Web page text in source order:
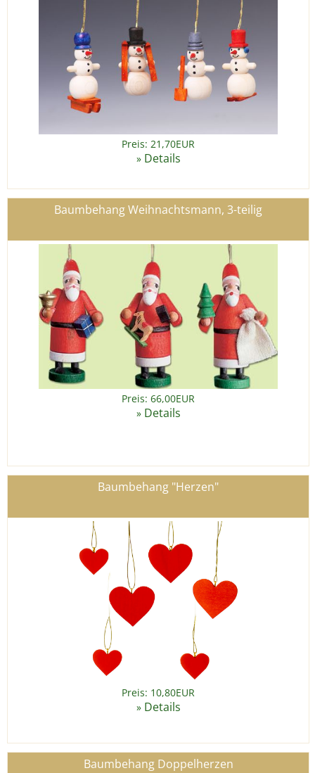
Preis: 21,70EUR
» Details
Baumbehang Weihnachtsmann, 3-teilig
Preis: 66,00EUR
» Details
Baumbehang "Herzen"
Preis: 10,80EUR
» Details
Baumbehang Doppelherzen